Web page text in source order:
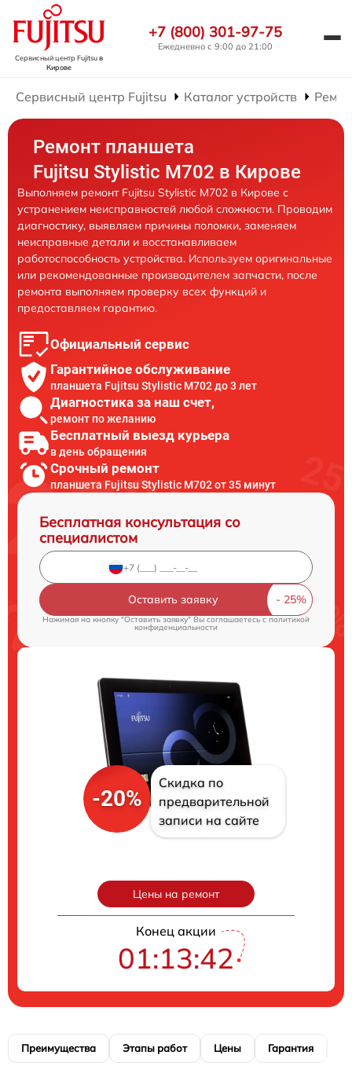
Сервисный центр Fujitsuв
Кирове
+7 (800) 301-97-75
Ежедневно с 9:00 до 21:00
Сервисный центр Fujitsu Каталог устройств
Ремонт планшета
Fujitsu Stylistic M702 в Кирове
Выполняем ремонт Fujitsu Stylistic M702 в Кирове с
устранением неисправностей любой сложности. Проводим
диагностику, выявляем причины поломки, заменяем
неисправные детали и восстанавливаем
работоспособность устройства. Используем оригинальные
или рекомендованные производителем запчасти, после
ремонта выполняем проверку всех функций и
предоставляем гарантию.
Официальный сервис
Гарантийное обслуживание
планшета Fujitsu Stylistic M702 до 3 лет
Диагностика за наш счет,
ремонт по желанию
Бесплатный выезд курьера
в день обращения
Срочный ремонт
планшета Fujitsu Stylistic M702 от 35 минут
Бесплатная консультация со
специалистом
Оставить заявку
Нажимая на кнопку "Оставить заявку" Вы соглашаетесь cполитикой
конфиденциальности
-20%
Скидка по
предварительной
записи на сайте
Цены на ремонт
Конец акции
01:13:41
Преимущества Этапы работ Цены Гарантия